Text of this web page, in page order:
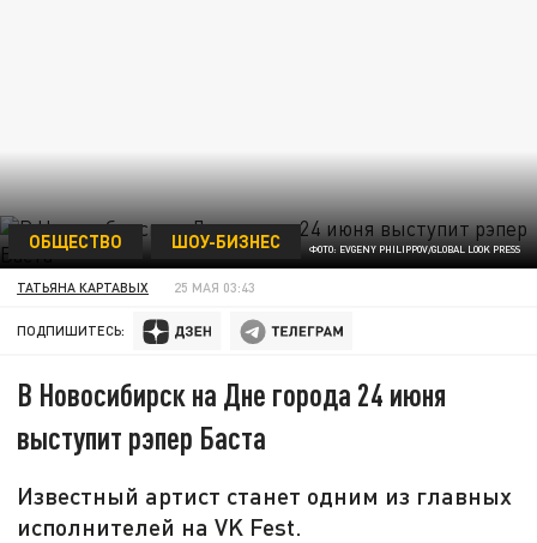
ФОТО: EVGENY PHILIPPOV/GLOBAL LOOK PRESS
ОБЩЕСТВО ШОУ-БИЗНЕС
ТАТЬЯНА КАРТАВЫХ 25 МАЯ 03:43
ПОДПИШИТЕСЬ:
В Новосибирск на Дне города 24 июня
выступит рэпер Баста
Известный артист станет одним из главных
исполнителей на VK Fest.